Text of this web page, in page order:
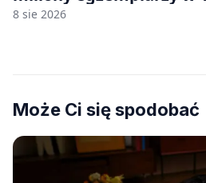
8 sie 2026
Może Ci się spodobać